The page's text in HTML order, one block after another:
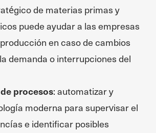
de materias primas y
puede ayudar a las empresas
en caso de cambios
demanda o interrupciones del
procesos: automatizar y
moderna para supervisar el
e identificar posibles